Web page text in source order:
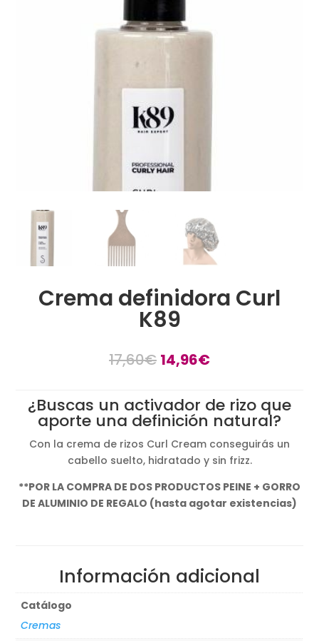
Crema definidora Curl
K89
17,60€ El
era:
17,60€.
14,96€El
es:
14,96€.
¿Buscas un activador de rizo que
aporte una definición natural?
Con la crema de rizos Curl Cream conseguirás un
cabello suelto, hidratado y sin frizz.
**POR LA COMPRA DE DOS PRODUCTOS PEINE + GORRO
DE ALUMINIO DE REGALO (hasta agotar existencias)
Información adicional
Catálogo
Cremas